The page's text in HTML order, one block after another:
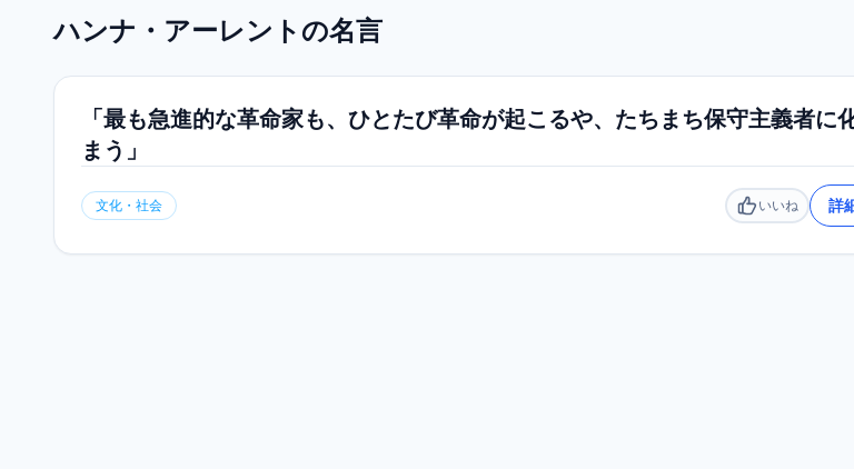
ハンナ・アーレント の名言
「最も急進的な革命家も、ひとたび革命が起こるや、たちまち保守主義者に
まう」
文化・社会 いいね
いいね 詳